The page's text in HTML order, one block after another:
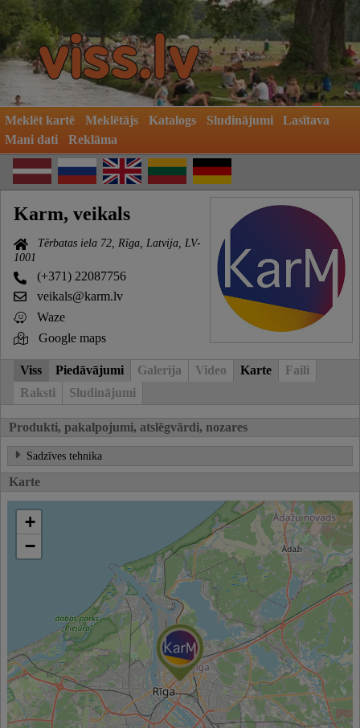
Meklēt kartē Meklētājs Katalogs Sludinājumi
Lasītava
Mani dati
Reklāma
Karm, veikals
Tērbatas iela 72, Rīga, Latvija, LV-
1001
(+371) 22087756
veikals@karm.lv
Waze
Google maps
Viss Piedāvājumi Galerija Video Karte
Faili
Raksti
Sludinājumi
Produkti, pakalpojumi, atslēgvārdi, nozares
Sadzīves tehnika
Karte
+
−